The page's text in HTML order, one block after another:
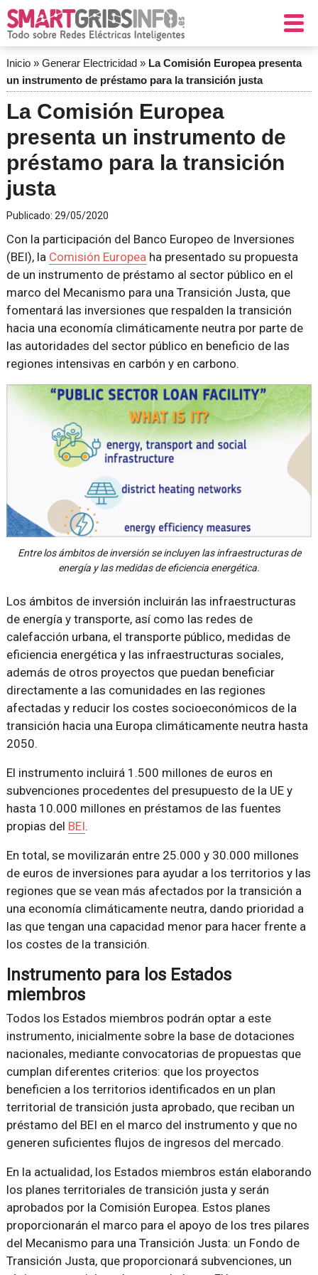
Inicio» Generar Electricidad» La Comisión Europea presenta
un instrumento de préstamo para la transición justa
La Comisión Europea
presenta un instrumento de
préstamo para la transición
justa
Publicado: 29/05/2020
Con la participación del Banco Europeo de Inversiones
(BEI), la Comisión Europeaha presentado su propuesta
de un instrumento de préstamo al sector público en el
marco del Mecanismo para una Transición Justa, que
fomentará las inversiones que respalden la transición
hacia una economía climáticamente neutra por parte de
las autoridades del sector público en beneficio de las
regiones intensivas en carbón y en carbono.
Entre los ámbitos de inversión se incluyen las infraestructuras de
energía y las medidas de eficiencia energética.
Los ámbitos de inversión incluirán las infraestructuras
de energía y transporte, así como las redes de
calefacción urbana, el transporte público, medidas de
eficiencia energética y las infraestructuras sociales,
además de otros proyectos que puedan beneficiar
directamente a las comunidades en las regiones
afectadas y reducir los costes socioeconómicos de la
transición hacia una Europa climáticamente neutra hasta
2050.
El instrumento incluirá 1.500 millones de euros en
subvenciones procedentes del presupuesto de la UE y
hasta 10.000 millones en préstamos de las fuentes
propias del BEI.
En total, se movilizarán entre 25.000 y 30.000 millones
de euros de inversiones para ayudar a los territorios y las
regiones que se vean más afectados por la transición a
una economía climáticamente neutra, dando prioridad a
las que tengan una capacidad menor para hacer frente a
los costes de la transición.
Instrumento para los Estados
miembros
Todos los Estados miembros podrán optar a este
instrumento, inicialmente sobre la base de dotaciones
nacionales, mediante convocatorias de propuestas que
cumplan diferentes criterios: que los proyectos
beneficien a los territorios identificados en un plan
territorial de transición justa aprobado, que reciban un
préstamo del BEI en el marco del instrumento y que no
generen suficientes flujos de ingresos del mercado.
En la actualidad, los Estados miembros están elaborando
los planes territoriales de transición justa y serán
aprobados por la Comisión Europea. Estos planes
proporcionarán el marco para el apoyo de los tres pilares
del Mecanismo para una Transición Justa: un Fondo de
Transición Justa, que proporcionará subvenciones, un